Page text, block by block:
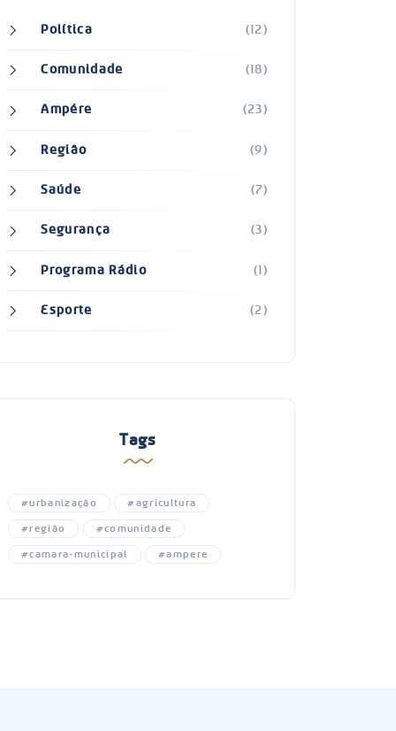
Política (12)
Comunidade (18)
Ampére (23)
Região (9)
Saúde (7)
Segurança (3)
Programa Rádio (1)
Esporte (2)
Tags
#urbanização #agricultura
#região #comunidade
#camara-municipal #ampere